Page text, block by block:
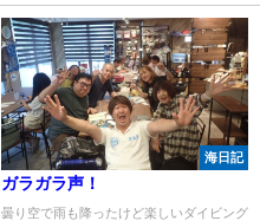
海日記
ガラガラ声！
曇り空で雨も降ったけど楽しいダイビング